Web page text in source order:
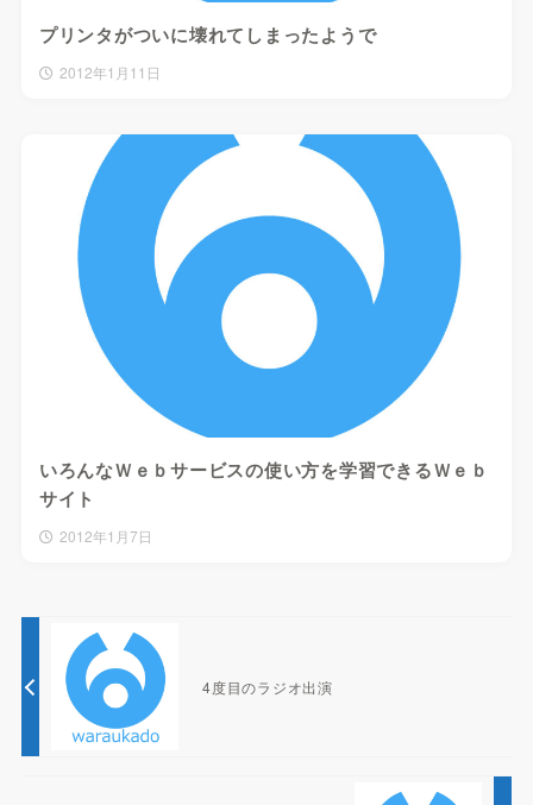
プリンタがついに壊れてしまったようで
2012年1月11日
いろんなＷｅｂサービスの使い方を学習できるＷｅｂ
サイト
2012年1月7日
4度目のラジオ出演